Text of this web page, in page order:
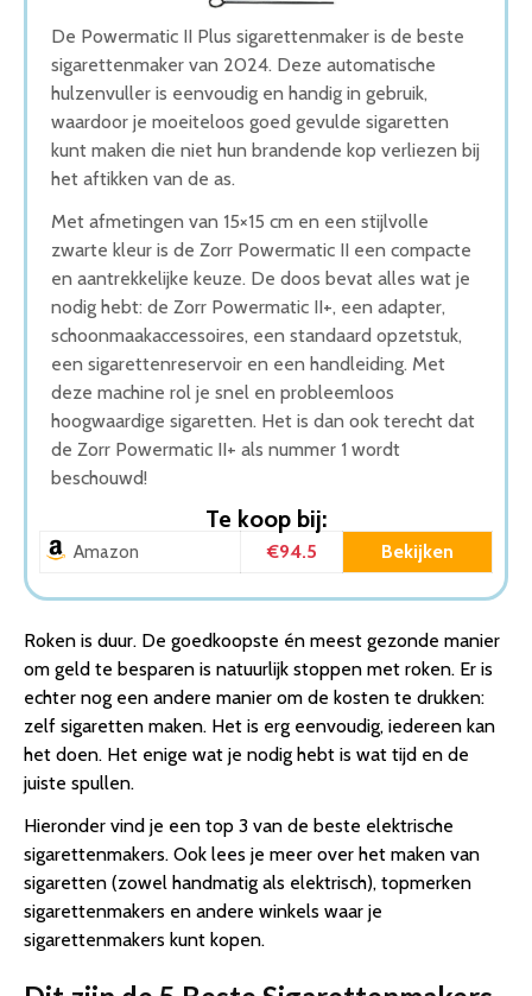
4. Zuinige Sigarettenmaker
5. Fijnste Sigarettenmaker van 2026
Conclusie
De Powermatic II Plus sigarettenmaker is de beste
sigarettenmaker van 2024. Deze automatische
hulzenvuller is eenvoudig en handig in gebruik,
waardoor je moeiteloos goed gevulde sigaretten
kunt maken die niet hun brandende kop verliezen bij
het aftikken van de as.
Met afmetingen van 15×15 cm en een stijlvolle
zwarte kleur is de Zorr Powermatic II een compacte
en aantrekkelijke keuze. De doos bevat alles wat je
nodig hebt: de Zorr Powermatic II+, een adapter,
schoonmaakaccessoires, een standaard opzetstuk,
een sigarettenreservoir en een handleiding. Met
deze machine rol je snel en probleemloos
hoogwaardige sigaretten. Het is dan ook terecht dat
de Zorr Powermatic II+ als nummer 1 wordt
beschouwd!
Te koop bij:
Amazon €94.5 Bekijken
Roken is duur. De goedkoopste én meest gezonde manier
om geld te besparen is natuurlijk stoppen met roken. Er is
echter nog een andere manier om de kosten te drukken:
zelf sigaretten maken. Het is erg eenvoudig, iedereen kan
het doen. Het enige wat je nodig hebt is wat tijd en de
juiste spullen.
Hieronder vind je een top 3 van de beste elektrische
sigarettenmakers. Ook lees je meer over het maken van
sigaretten (zowel handmatig als elektrisch), topmerken
sigarettenmakers en andere winkels waar je
sigarettenmakers kunt kopen.